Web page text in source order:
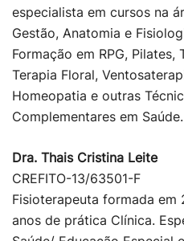
especialista em cursos na
Gestão, Anatomia e
Formação em RPG,
Terapia Floral,
Homeopatia e outras
Complementares em Saúde.
Dra. Thais Cristina Leite
CREFITO-13/63501-F
Fisioterapeuta formada em
anos de prática Clínica.